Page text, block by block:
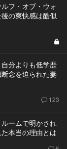
フ・オブ・ウォ
の爽快感は酷似
分よりも低学歴
念を迫られた妻
123
ームで明かされ
本当の理由とは